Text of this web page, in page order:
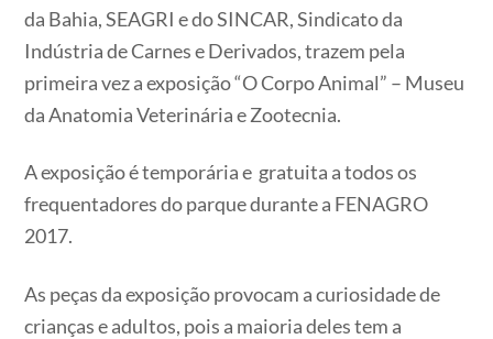
da Bahia, SEAGRI e do SINCAR, Sindicato da
Indústria de Carnes e Derivados, trazem pela
primeira vez a exposição “O Corpo Animal” – Museu
da Anatomia Veterinária e Zootecnia.
A exposição é temporária e gratuita a todos os
frequentadores do parque durante a FENAGRO
2017.
As peças da exposição provocam a curiosidade de
crianças e adultos, pois a maioria deles tem a